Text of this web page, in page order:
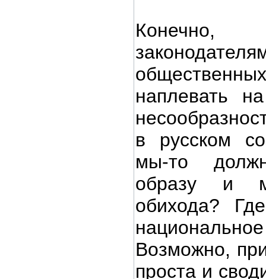
Конечно,
наплевать
в русском
мы-то
образу и
обихода?
Возможно,
проста и